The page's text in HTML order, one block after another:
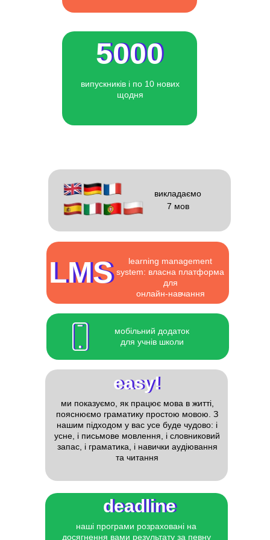
викладаємо
7 мов
deadline
deadline
наші програми розраховані на
досягнення вами результату за певну
LMS
LMS
learning management
system: власна платформа
для
онлайн-навчання
ми показуємо, як працює мова в житті,
пояснюємо граматику простою мовою. З
нашим підходом у вас усе буде чудово: і
усне, і письмове мовлення, і словниковий
запас, і граматика, і навички аудіювання
та читання
easy!
easy!
мобільний додаток
для учнів школи
5000
5000
випускників і по 10 нових
щодня